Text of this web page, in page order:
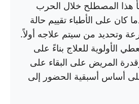
هذا المصطلح خلال الحرب
كان على الأطباء تقييم حالة
وتحديد من سيتم علاجه أولاً.
الأولوية للعلاج بناءً على
المريض على البقاء على
أساس أسبقية الحضور إلى